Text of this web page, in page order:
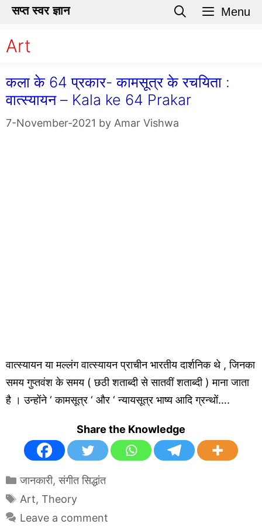
Skip
content
सप्त स्वर ज्ञान Menu
Art
कला के 64 प्रकार- कामसूत्र के रचयिता :
वात्स्यायन – Kala ke 64 Prakar
7-November-2021 by Amar Vishwa
वात्स्यायन या मल्लंग वात्स्यायन प्राचीन भारतीय दार्शनिक थे , जिनका
समय गुप्तवंश के समय ( छठी शताब्दी से सातवीं शताब्दी ) माना जाता
है । उन्होंने ‘ कामसूत्र ‘ और ‘ न्यायसूत्र भाष्य आदि ग्रन्थों….
Share the Knowledge
Categories
जानकारी,संगीत सिद्धांत
Tags
Art, Theory
Leave a comment